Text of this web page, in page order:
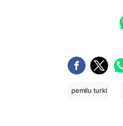
pemilu turki